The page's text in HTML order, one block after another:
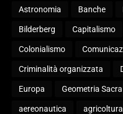
Astronomia Banche
Bilderberg Capitalismo
Colonialismo
Criminalità organizzata
Europa Geometria Sacra
aereonautica agricoltura